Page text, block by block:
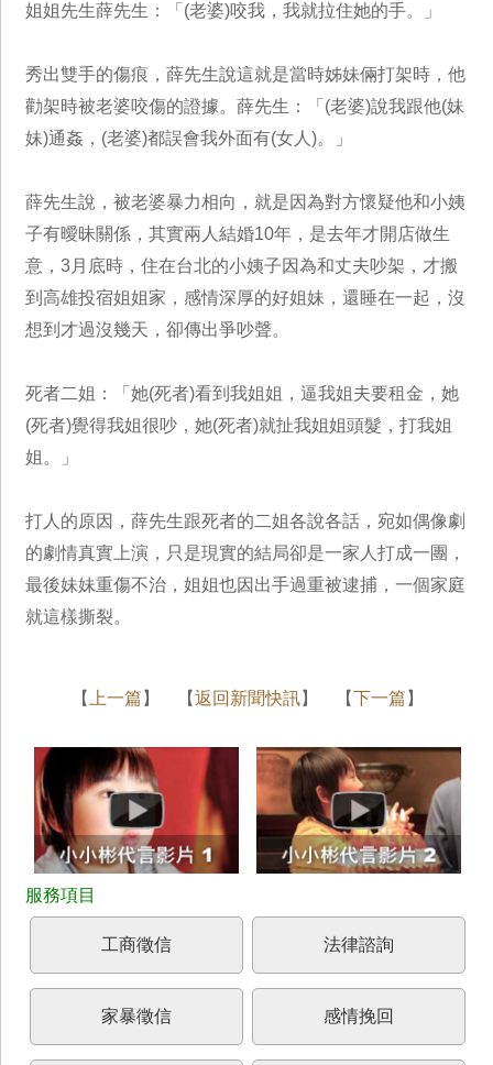
姐姐先生薛先生：「(老婆)咬我，我就拉住她的手。」
秀出雙手的傷痕，薛先生說這就是當時姊妹倆打架時，他
勸架時被老婆咬傷的證據。薛先生：「(老婆)說我跟他(妹
妹)通姦，(老婆)都誤會我外面有(女人)。」
薛先生說，被老婆暴力相向，就是因為對方懷疑他和小姨
子有曖昧關係，其實兩人結婚10年，是去年才開店做生
意，3月底時，住在台北的小姨子因為和丈夫吵架，才搬
到高雄投宿姐姐家，感情深厚的好姐妹，還睡在一起，沒
想到才過沒幾天，卻傳出爭吵聲。
死者二姐：「她(死者)看到我姐姐，逼我姐夫要租金，她
(死者)覺得我姐很吵，她(死者)就扯我姐姐頭髮，打我姐
姐。」
打人的原因，薛先生跟死者的二姐各說各話，宛如偶像劇
的劇情真實上演，只是現實的結局卻是一家人打成一團，
最後妹妹重傷不治，姐姐也因出手過重被逮捕，一個家庭
就這樣撕裂。
【 上一篇 】 【返回新聞快訊】 【下一篇 】
工商徵信 法律諮詢
家暴徵信 感情挽回